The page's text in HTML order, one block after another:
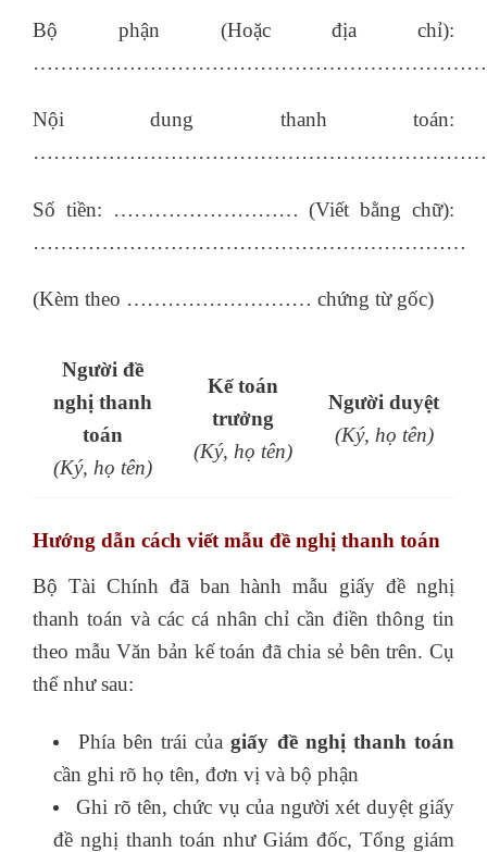
Bộ phận (Hoặc địa chỉ):
Nội dung thanh toán:
Số tiền: ……………………… (Viết bằng chữ):
………………………………………………………
(Kèm theo ……………………… chứng từ gốc)
Người đề
nghị thanh
toán
(Ký, họ tên)
Kế toán
trưởng
(Ký, họ tên)
Người duyệt
(Ký, họ tên)
Hướng dẫn cách viết mẫu đề nghị thanh toán
Bộ Tài Chính đã ban hành mẫu giấy đề nghị
thanh toán và các cá nhân chỉ cần điền thông tin
theo mẫu Văn bản kế toán đã chia sẻ bên trên. Cụ
thể như sau:
Phía bên trái củagiấy đề nghị thanh toán
cần ghi rõ họ tên, đơn vị và bộ phận
Ghi rõ tên, chức vụ của người xét duyệt giấy
đề nghị thanh toán như Giám đốc, Tổng giám